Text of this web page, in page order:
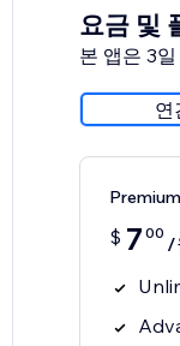
요금 및
본 앱은 3
연
$ 7 00 /